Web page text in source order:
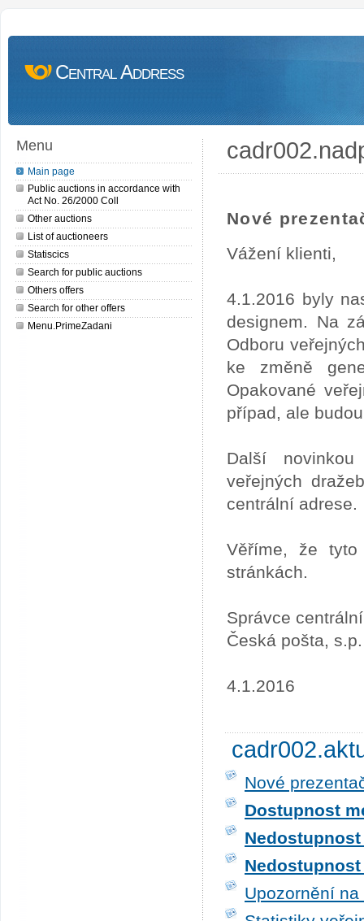
Central Address
Menu
Main page
Public auctions in accordance with
Act No. 26/2000 Coll
Other auctions
List of auctioneers
Statiscics
Search for public auctions
Others offers
Search for other offers
Menu.PrimeZadani
Nové
Vážení klienti,
4.1.2016 byly
designem. Na
Odboru
ke změně
Opakované
případ, ale
Další
veřejných
centrální adrese.
Věříme, že
stránkách.
Správce
Česká pošta, s.p.
4.1.2016
Nové
Dostupnost
Upozornění